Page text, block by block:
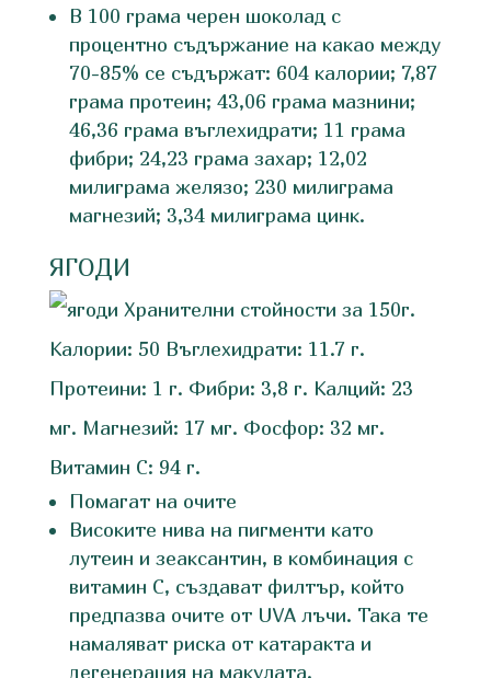
В 100 грама черен шоколад с
процентно съдържание на какао между
70-85% се съдържат: 604 калории; 7,87
грама протеин; 43,06 грама мазнини;
46,36 грама въглехидрати; 11 грама
фибри; 24,23 грама захар; 12,02
милиграма желязо; 230 милиграма
магнезий; 3,34 милиграма цинк.
ЯГОДИ
Хранителни стойности за 150г.
Калории: 50 Въглехидрати: 11.7 г.
Протеини: 1 г. Фибри: 3,8 г. Калций: 23
мг. Магнезий: 17 мг. Фосфор: 32 мг.
Витамин С: 94 г.
Помагат на очите
Високите нива на пигменти като
лутеин и зеаксантин, в комбинация с
витамин С, създават филтър, който
предпазва очите от UVA лъчи. Така те
намаляват риска от катаракта и
дегенерация на макулата.